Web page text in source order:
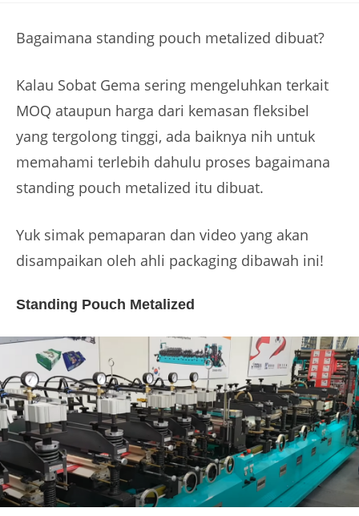
Bagaimana standing pouch metalized dibuat?
Kalau Sobat Gema sering mengeluhkan terkait
MOQ ataupun harga dari kemasan fleksibel
yang tergolong tinggi, ada baiknya nih untuk
memahami terlebih dahulu proses bagaimana
standing pouch metalized itu dibuat.
Yuk simak pemaparan dan video yang akan
disampaikan oleh ahli packaging dibawah ini!
Standing Pouch Metalized